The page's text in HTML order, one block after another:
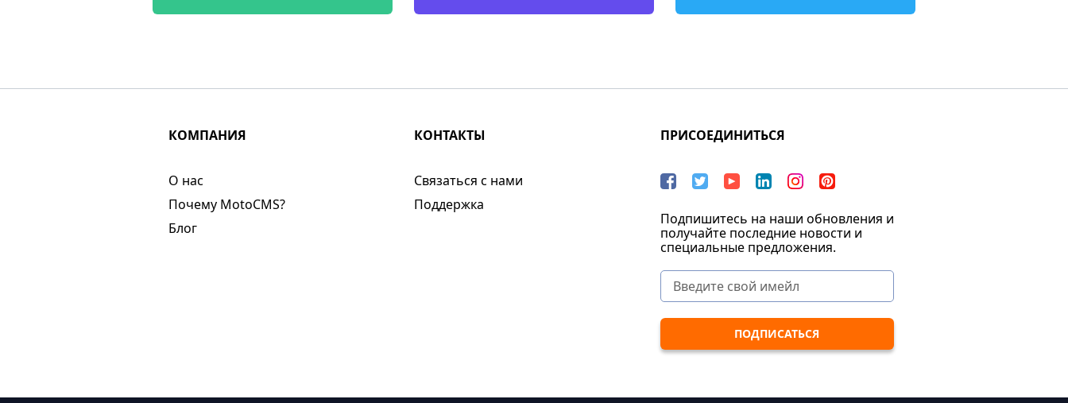
КОМПАНИЯ
О нас​
Почему MotoCMS?
Блог
КОНТАКТЫ
Связаться с нами
Поддержка
ПРИСОЕДИНИТЬСЯ
Подпишитесь на наши обновления и
получайте последние новости и
специальные предложения.